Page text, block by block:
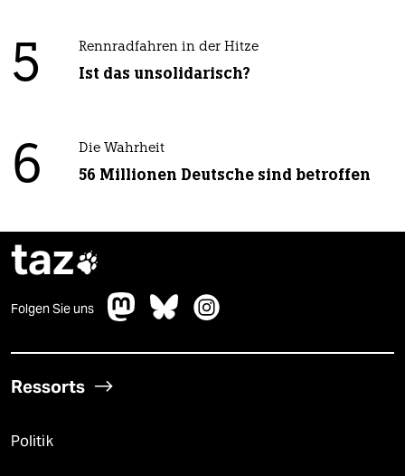
5 Rennradfahren in der Hitze
Ist das unsolidarisch?
6 Die Wahrheit
56 Millionen Deutsche sind betroffen
taz
Folgen Sie uns
Ressorts
Politik